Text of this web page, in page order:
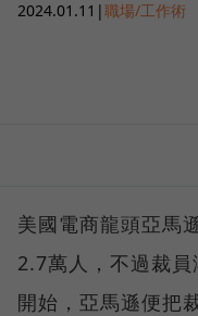
2024.01.11 |職場/工作術
美國電商龍頭亞馬
2.7萬人，不過裁
開始，亞馬遜便把